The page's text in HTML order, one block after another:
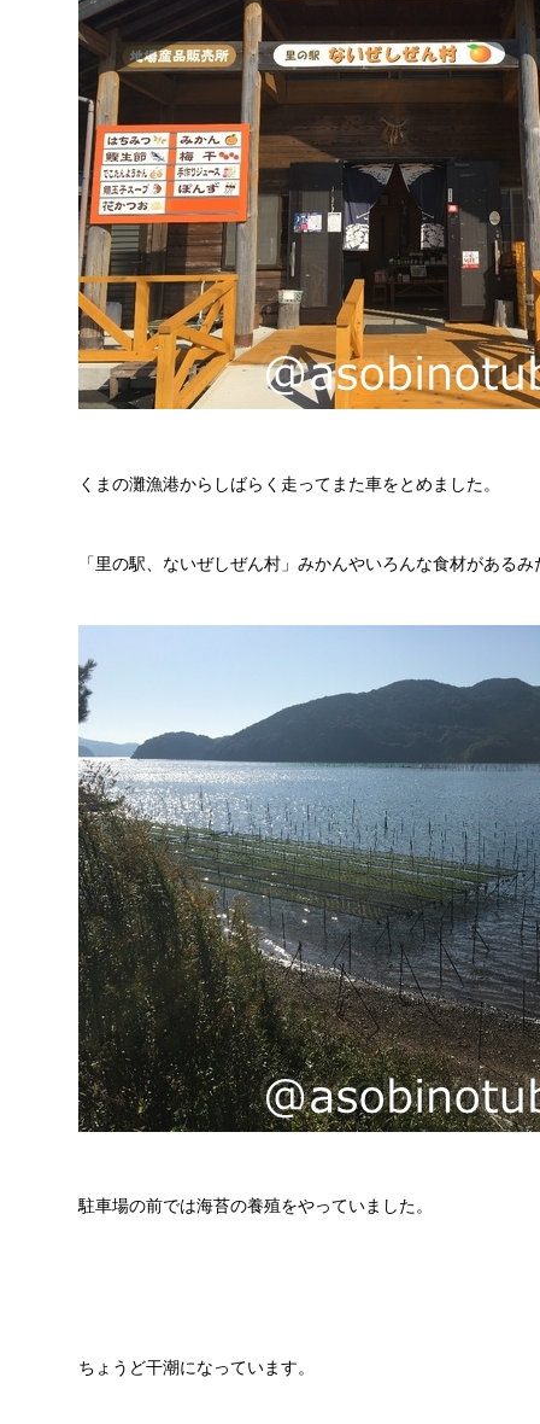
くまの灘漁港からしばらく走ってまた車をとめました。
「里の駅、ないぜしぜん村」みかんやいろんな食材がある
駐車場の前では海苔の養殖をやっていました。
ちょうど干潮になっています。